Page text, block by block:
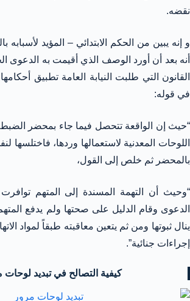
نقضه.
و إنه يبين من الحكم الابتدائي – المؤيد
أنه بعد أن أورد الوصف الذي أقيمت به الدعوى
القانون التي طلبت النيابة العامة تطبيق
في قوله:
“حيث إن الواقعة تتحصل فيما جاء بمحضر
اللوحات المعدنية لاستعمالها وردها، فاختلسها
بالمحضر ثم خلص إلى القول،
“وحيث أن التهمة المسندة إلى المتهم
الدعوى وقام الدليل على صحتها ولم يدفع
إجراءات جنائية”.
كيفية التصالح في تبديد لوحات